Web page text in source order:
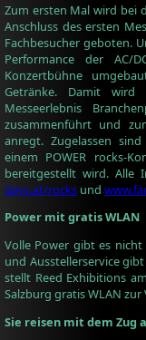
Zum ersten Mal wird bei
Anschluss des ersten
Fachbesucher geboten.
Performance der AC/
Konzertbühne
Getränke. Damit wird
Messeerlebnis
zusammenführt und
anregt. Zugelassen
einem POWER rocks-
bereitgestellt wird. Alle
days.at/rocks und
Power mit gratis WLAN
Volle Power gibt es
und Ausstellerservice
stellt Reed Exhibitions
Salzburg gratis WLAN
Sie reisen mit dem Zug